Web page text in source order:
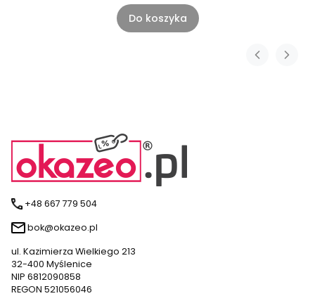
Do koszyka
+48 667 779 504
bok@okazeo.pl
ul. Kazimierza Wielkiego 213
32-400 Myślenice
NIP 6812090858
REGON 521056046